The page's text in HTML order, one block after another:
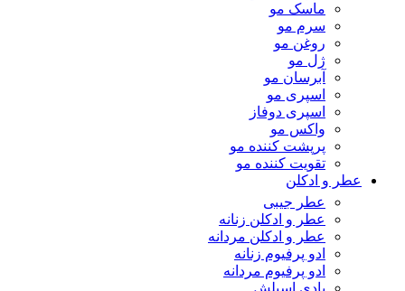
ماسک مو
سرم مو
روغن مو
ژل مو
آبرسان مو
اسپری مو
اسپری دوفاز
واکس مو
پرپشت کننده مو
تقویت کننده مو
عطر و ادکلن
عطر جیبی
عطر و ادکلن زنانه
عطر و ادکلن مردانه
ادو پرفیوم زنانه
ادو پرفیوم مردانه
بادی اسپلش